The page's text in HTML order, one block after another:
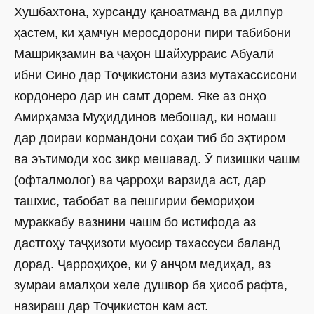
Хушбахтона, хурсанду қаноатманд ва дилпур
ҳастем, ки ҳамчун меросдорони пири табибони
Машриқзамин ва ҷаҳон Шайхурраис Абуалӣ
ибни Сино дар Тоҷикистони азиз мутахассисони
кордонеро дар ин самт дорем. Яке аз онҳо
Амирҳамза Муҳиддинов мебошад, ки номаш
дар доираи кормандони соҳаи тиб бо эҳтиром
ва эътимоди хос зикр мешавад. Ӯ пизишки чашм
(офталмолог) ва ҷарроҳи варзида аст, дар
ташхис, табобат ва пешгирии бемориҳои
мураккабу вазнини чашм бо истифода аз
дастгоҳу таҷҳизоти муосир тахассуси баланд
дорад. Ҷарроҳиҳое, ки ӯ анҷом медиҳад, аз
зумраи амалҳои хеле душвор ба ҳисоб рафта,
назираш дар Тоҷикистон кам аст.